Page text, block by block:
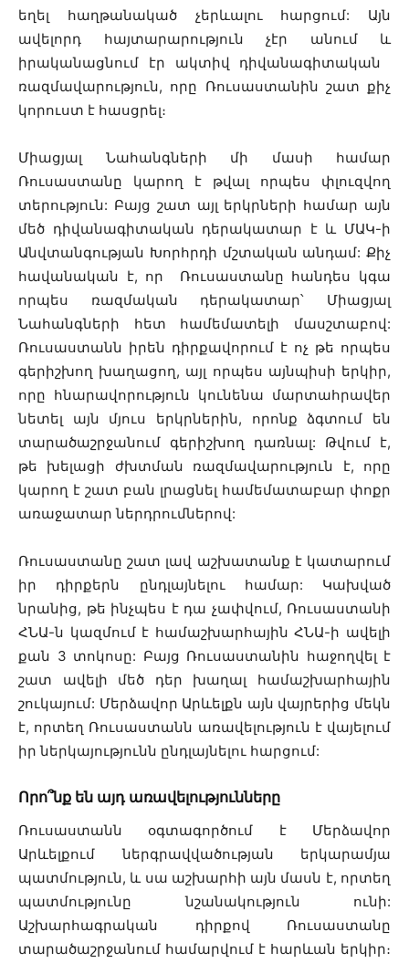
եղել հաղթանակած չերևալու հարցում: Այն
ավելորդ հայտարարություն չէր անում և
իրականացնում էր ակտիվ դիվանագիտական ​​
ռազմավարություն, որը Ռուսաստանին շատ քիչ
կորուստ է հասցրել։
Միացյալ Նահանգների մի մասի համար
Ռուսաստանը կարող է թվալ որպես փլուզվող
տերություն: Բայց շատ այլ երկրների համար այն
մեծ դիվանագիտական ​​դերակատար է և ՄԱԿ-ի
Անվտանգության Խորհրդի մշտական ​​անդամ: Քիչ
հավանական է, որ Ռուսաստանը հանդես կգա
որպես ռազմական դերակատար՝ Միացյալ
Նահանգների հետ համեմատելի մասշտաբով:
Ռուսաստանն իրեն դիրքավորում է ոչ թե որպես
գերիշխող խաղացող, այլ որպես այնպիսի երկիր,
որը հնարավորություն կունենա մարտահրավեր
նետել այն մյուս երկրներին, որոնք ձգտում են
տարածաշրջանում գերիշխող դառնալ: Թվում է,
թե խելացի ժխտման ռազմավարություն է, որը
կարող է շատ բան լրացնել համեմատաբար փոքր
առաջատար ներդրումներով:
Ռուսաստանը շատ լավ աշխատանք է կատարում
իր դիրքերն ընդլայնելու համար: Կախված
նրանից, թե ինչպես է դա չափվում, Ռուսաստանի
ՀՆԱ-ն կազմում է համաշխարհային ՀՆԱ-ի ավելի
քան 3 տոկոսը: Բայց Ռուսաստանին հաջողվել է
շատ ավելի մեծ դեր խաղալ համաշխարհային
շուկայում: Մերձավոր Արևելքն այն վայրերից մեկն
է, որտեղ Ռուսաստանն առավելություն է վայելում
իր ներկայությունն ընդլայնելու հարցում:
Որո՞նք են այդ առավելությունները
Ռուսաստանն օգտագործում է Մերձավոր
Արևելքում ներգրավվածության երկարամյա
պատմություն, և սա աշխարհի այն մասն է, որտեղ
պատմությունը նշանակություն ունի:
Աշխարհագրական դիրքով Ռուսաստանը
տարածաշրջանում համարվում է հարևան երկիր։